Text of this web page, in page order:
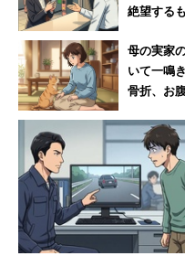
「単身者とお子さんが
場合、お子さんが絡む
しょうし、急病による
もしてもらっているの
「いろいろ譲ってさら
もやもやされたら、ち
子持ちの人からは、「子
から、旅行などのリフレ
絶望する
母の実家
いて一鳴
骨折、お